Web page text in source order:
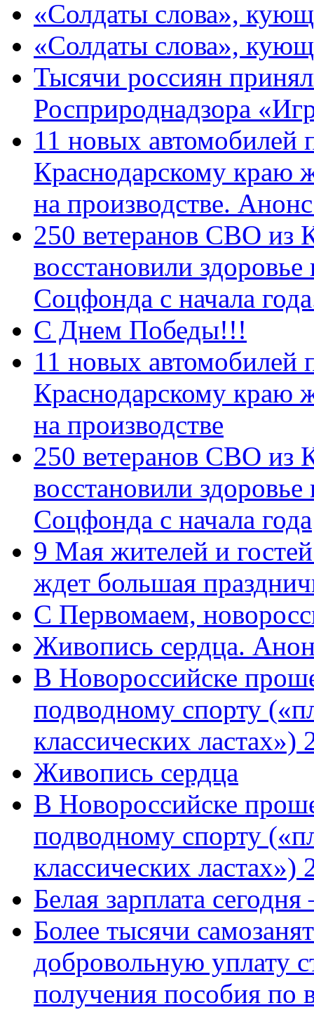
«Солдаты слова»,
«Солдаты слова»,
Тысячи россиян
Росприроднадзора
11 новых автомобилей
Краснодарскому краю
на производстве.
250 ветеранов СВО из
восстановили
Соцфонда с начала
С Днем Победы!!!
11 новых автомобилей
Краснодарскому краю
на производстве
250 ветеранов СВО из
восстановили
Соцфонда с начала года
9 Мая жителей и
ждет большая
C Первомаем,
Живопись сердца.
В Новороссийске
подводному спорту
классических
Живопись сердца
В Новороссийске
подводному спорту
классических ластах»)
Белая зарплата
Более тысячи
добровольную уплату
получения пособия по